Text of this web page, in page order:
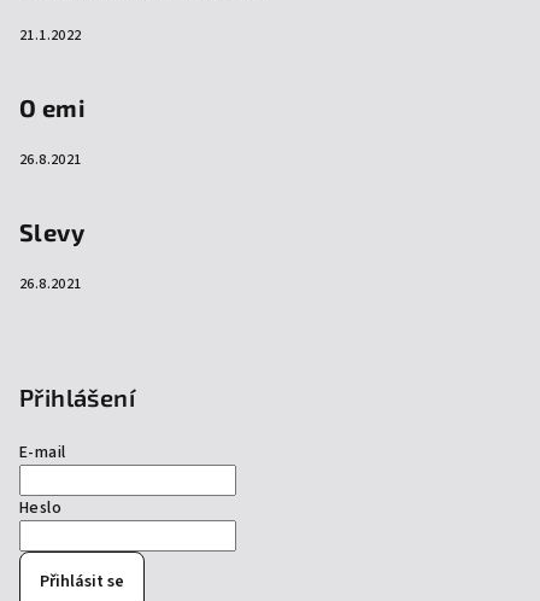
21.1.2022
O emi
26.8.2021
Slevy
26.8.2021
Přihlášení
E-mail
Heslo
Přihlásit se